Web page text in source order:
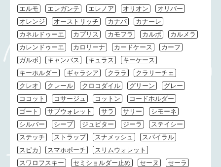
エルモ
エレガンテ エレノア オリオン
オリバー
オレンジ
オーストリッチ カナパ
カナーレ
カネルドゥーエ
カプリス カモフラ カルボ
カルメラ
カレンドゥーエ
カロリーナ カードケース
カーフ
ガルボ
キャンバス キュラス
キーケース
キーホルダー
ギャラシア クララ
クラリーチェ
クレオ
クレール クロコダイル グリーン
グレー
ココット
コサージュ コットン
コードホルダー
ゴート
サブウォレット サラ サリー
シモーネ
シルバー
シープ ジュピター ジーラ
ステイシー
ステッチ
ストラップ スナメッシュ
スパイラル
スピカ
スマホポーチ
スリムウォレット
スワロフスキー
セミショルダー止め セーヌ
セーラ